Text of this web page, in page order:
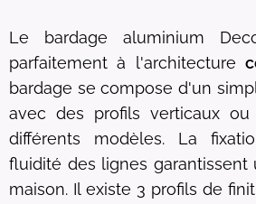
Le bardage aluminium
parfaitement à l'architecture
bardage se compose d'un
avec des profils verticaux ou
différents modèles. La
fluidité des lignes garantissent
maison. Il existe 3 profils de